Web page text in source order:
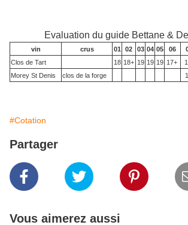
Evaluation du guide Bettane &
vin crus 01 02 03 04 05 06
Clos de Tart
18 18+ 19 19 19 17+
Morey St Denis
clos de la forge
#Cotation
Partager
Vous aimerez aussi